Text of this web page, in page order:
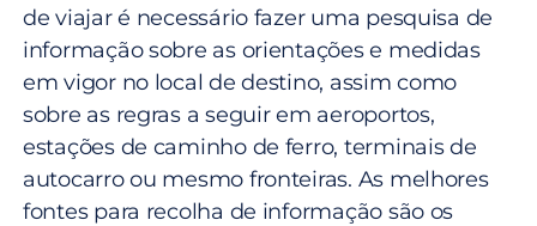
de viajar é necessário fazer uma pesquisa de
informação sobre as orientações e medidas
em vigor no local de destino, assim como
sobre as regras a seguir em aeroportos,
estações de caminho de ferro, terminais de
autocarro ou mesmo fronteiras. As melhores
fontes para recolha de informação são os